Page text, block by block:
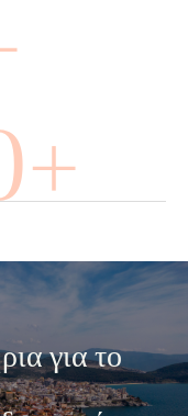
για το